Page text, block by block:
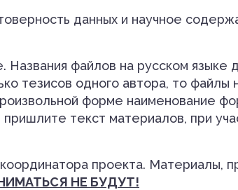
данных и научное
Названия файлов на русском языке
тезисов одного автора, то файлы
форме наименование
текст материалов, при
проекта. Материалы,
НЕ БУДУТ!